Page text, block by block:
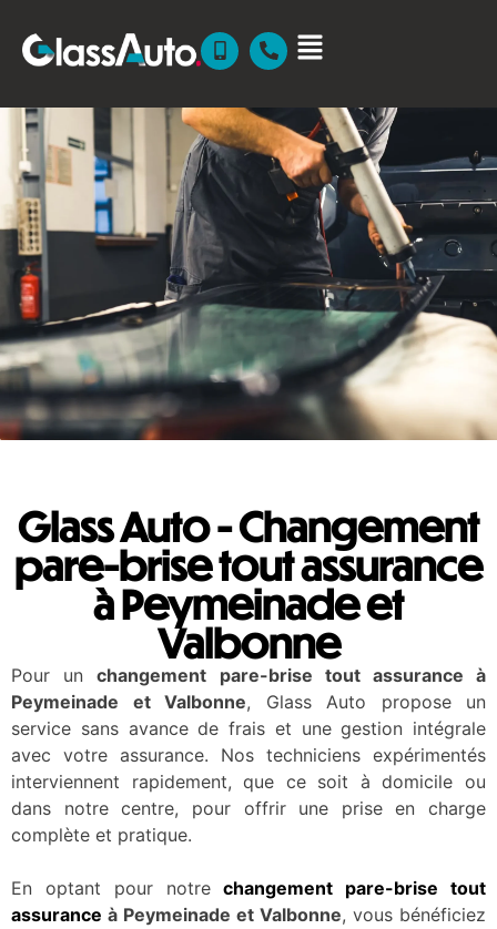
Glass Auto - Changement
pare-brise tout assurance
à Peymeinade et
Valbonne
Pour unchangement pare-brise tout assurance à
Peymeinade et Valbonne, Glass Auto propose un
service sans avance de frais et une gestion intégrale
avec votre assurance. Nos techniciens expérimentés
interviennent rapidement, que ce soit à domicile ou
dans notre centre, pour offrir une prise en charge
complète et pratique.
En optant pour notrechangement pare-brise tout
assurance à Peymeinade et Valbonne, vous bénéficiez